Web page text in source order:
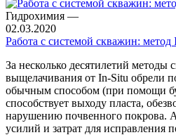
Гидрохимия —
02.03.2020
Работа с системой скважин: метод
За несколько десятилетий методы
выщелачивания от In-Situ обрели
обычным способом (при помощи
способствует выходу пласта,
нарушению почвенного покрова. А
усилий и затрат для исправления